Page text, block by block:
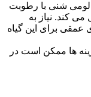
شنی با رطوبت
کند. نیاز به
عمقی برای این گیاه
ها ممکن است در